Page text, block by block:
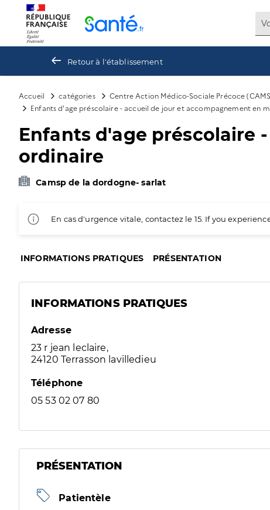
Retour à l'établissement
Accueil catégories Centre Action Médico-Sociale Précoce
Enfants d'age préscolaire - accueil de jour et accompagnement en
Enfants d'age préscolaire
ordinaire
Camsp de la dordogne- sarlat
En cas d'urgence vitale, contactez le 15. If you
INFORMATIONS PRATIQUES PRÉSENTATION
INFORMATIONS PRATIQUES
Adresse
23 r jean leclaire,
24120 Terrasson lavilledieu
Téléphone
05 53 02 07 80
PRÉSENTATION
Patientèle
Panneau de gestion des cookies